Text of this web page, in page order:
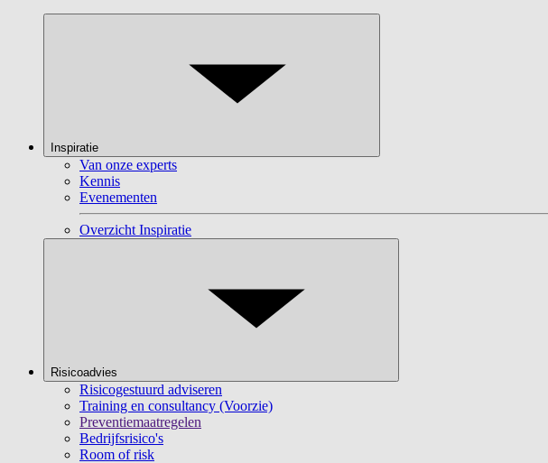
Inspiratie
Van onze experts
Kennis
Evenementen
Overzicht Inspiratie
Risicoadvies
Risicogestuurd adviseren
Training en consultancy (Voorzie)
Preventiemaatregelen
Bedrijfsrisico's
Room of risk